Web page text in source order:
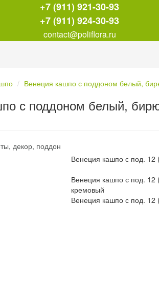
+7 (911) 921-30-93
+7 (911) 924-30-93
contact@poliflora.ru
Венеция кашпо с поддоном белый,
с поддоном белый,
Венеция кашпо с под. 12
Венеция кашпо с под. 12
кремовый
Венеция кашпо с под. 12